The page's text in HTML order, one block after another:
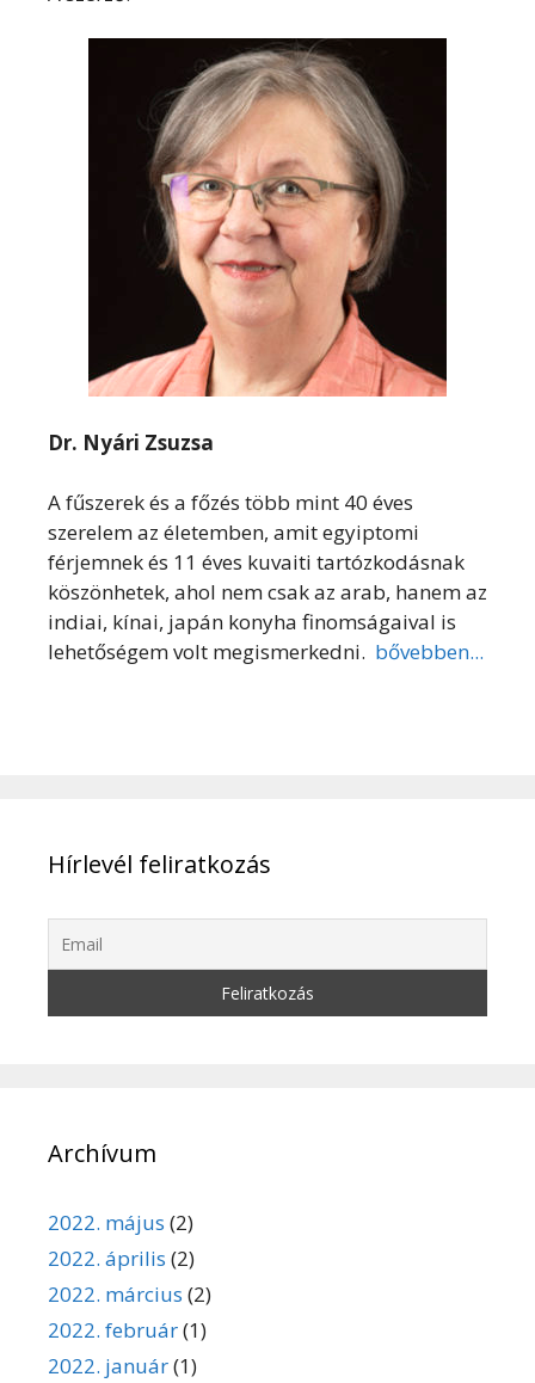
Dr. Nyári Zsuzsa
A fűszerek és a főzés több mint 40 éves
szerelem az életemben, amit egyiptomi
férjemnek és 11 éves kuvaiti tartózkodásnak
köszönhetek, ahol nem csak az arab, hanem az
indiai, kínai, japán konyha finomságaival is
lehetőségem volt megismerkedni. bővebben...
Hírlevél feliratkozás
Archívum
2022. május (2)
2022. április (2)
2022. március (2)
2022. február(1)
2022. január(1)